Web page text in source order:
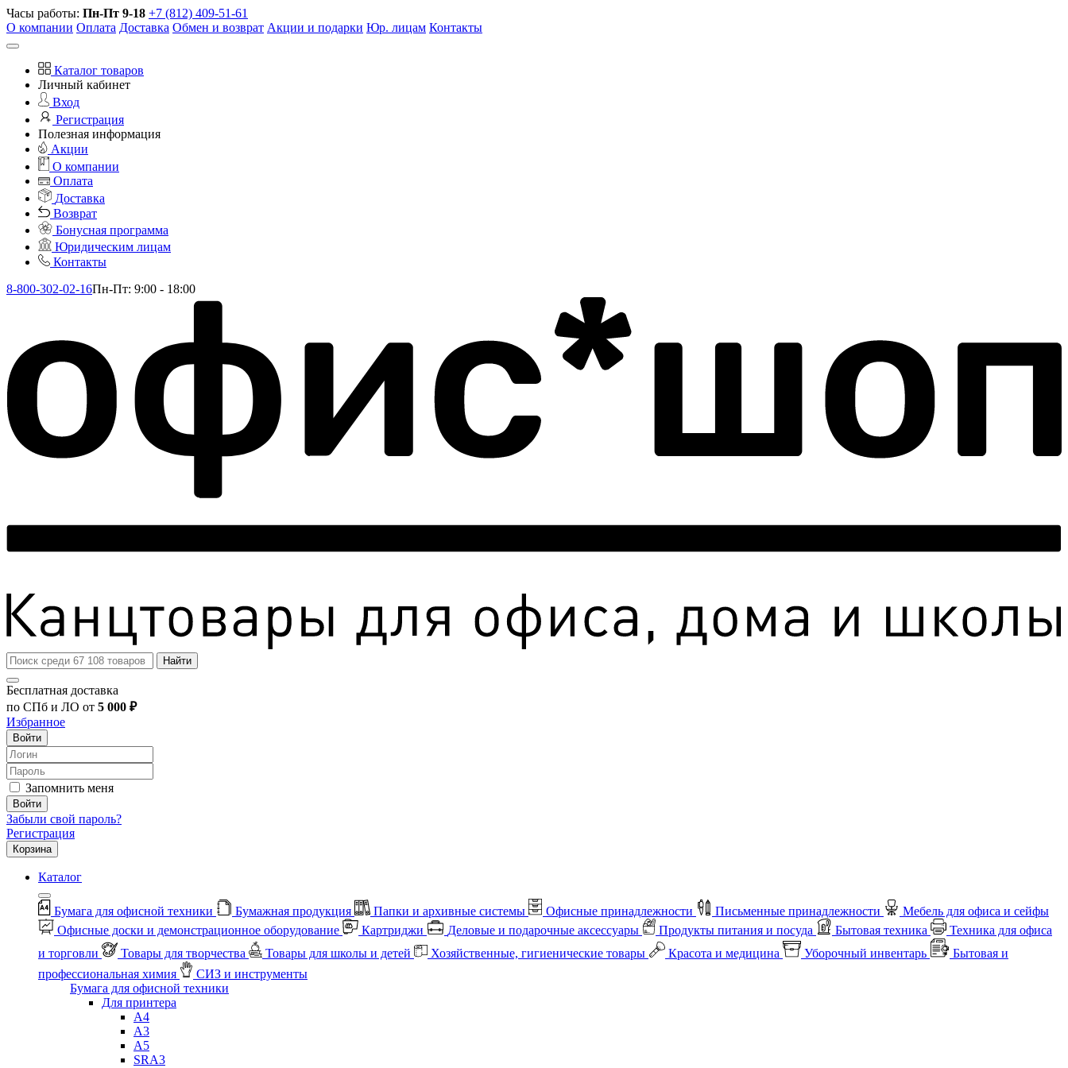
Часы работы: Пн-Пт 9-18 +7 (812) 409-51-61
О компании Оплата Доставка Обмен и возврат Акции и подарки Юр. лицам Контакты
Каталог товаров
Личный кабинет
Вход
Регистрация
Полезная информация
Акции
О компании
Оплата
Доставка
Возврат
Бонусная программа
Юридическим лицам
Контакты
8-800-302-02-16Пн-Пт: 9:00 - 18:00
Найти
Бесплатная доставка
по СПб и ЛО от 5 000 ₽
Избранное
Войти
Запомнить меня
Войти
Забыли свой пароль?
Регистрация
Корзина
Каталог
Бумага для офисной техники Бумажная продукция Папки и архивные системы Офисные принадлежности Письменные принадлежности
Мебель для офиса и сейфы
Офисные доски и демонстрационное оборудование
Картриджи Деловые и подарочные аксессуары Продукты питания и посуда Бытовая техника
Техника для офиса
и торговли
Товары для творчества Товары для школы и детей Хозяйственные, гигиенические товары Красота и медицина Уборочный инвентарь
Бытовая и
профессиональная химия
СИЗ и инструменты
Бумага для офисной техники
Для принтера
А4
А3
А5
SRA3